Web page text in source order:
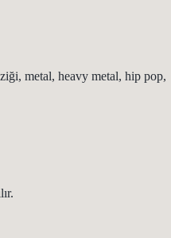
metal, heavy metal, hip pop,